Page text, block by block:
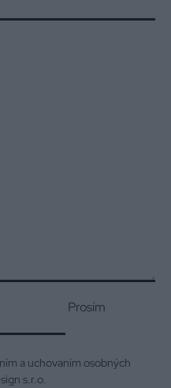
Prosím
a uchovaním osobných
s.r.o.